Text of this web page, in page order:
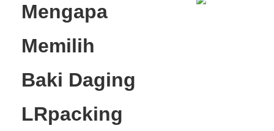
Mengapa
Memilih
Baki Daging
LRpacking